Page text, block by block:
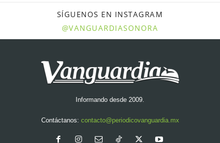
SÍGUENOS EN INSTAGRAM
@VANGUARDIASONORA
Informando desde 2009.
Contáctanos: contacto@periodicovanguardia.mx